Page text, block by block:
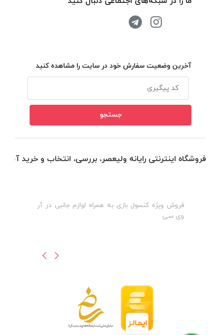
آخرین وضعیت سفارش خود در سایت را مشاهده کنید
فروشگاه اینترنتی رایانه ولیعصر، بررسی، انتخاب و خرید
فروش ویژه کنسول بازی به همراه لوازم جانبی در آر
وی سی